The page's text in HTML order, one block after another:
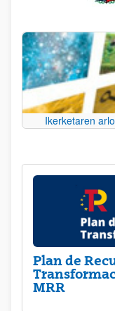
Ikerketaren
Plan de
MRR